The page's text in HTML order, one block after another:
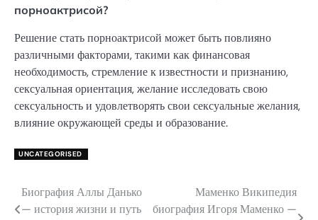
порноактрисой?
Решение стать порноактрисой может быть повлияно
различными факторами, такими как финансовая
необходимость, стремление к известности и признанию,
сексуальная ориентация, желание исследовать свою
сексуальность и удовлетворять свои сексуальные желания,
влияние окружающей среды и образование.
UNCATEGORISED
Навигация
Биография Аллы Данько
— история жизни и путь
Маменко Википедия
биография Игоря Маменко —